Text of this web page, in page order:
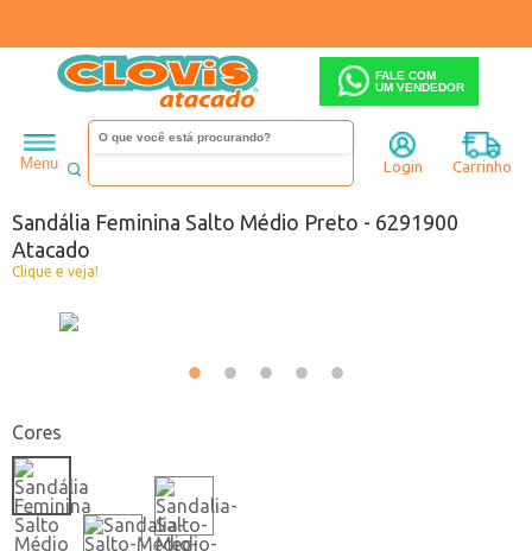
FALE COM
UM VENDEDOR
Menu Login Carrinho
Feminino Sandália Salto médio
Sandália Feminina Salto Médio Preto - 6291900
Atacado
Clique e veja!